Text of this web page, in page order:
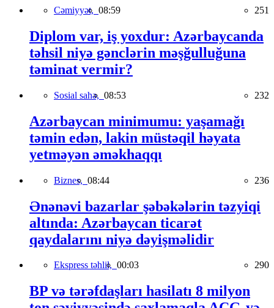
Cəmiyyət, 08:59 251
Diplom var, iş yoxdur: Azərbaycanda
təhsil niyə gənclərin məşğulluğuna
təminat vermir?
Sosial sahə, 08:53 232
Azərbaycan minimumu: yaşamağı
təmin edən, lakin müstəqil həyata
yetməyən əməkhaqqı
Biznes, 08:44 236
Ənənəvi bazarlar şəbəkələrin təzyiqi
altında: Azərbaycan ticarət
qaydalarını niyə dəyişməlidir
Ekspress təhlil, 00:03 290
BP və tərəfdaşları hasilatı 8 milyon